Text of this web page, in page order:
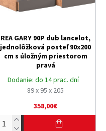
Dodanie: do 14 prac. dní
89 x 95 x 205
REA GARY 90P dub lancelot,
jednolôžková posteľ 90x200
cm s úložným priestorom
pravá
358,00€